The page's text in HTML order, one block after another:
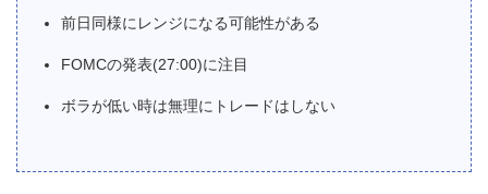
前日同様にレンジになる可能性がある
FOMCの発表(27:00)に注目
ボラが低い時は無理にトレードはしない